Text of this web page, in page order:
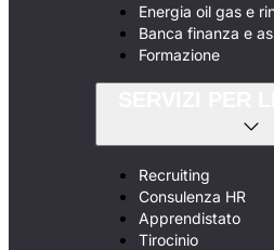
Energia oil gas e
Banca finanza e
Formazione
Recruiting
Consulenza HR
Apprendistato
Tirocinio